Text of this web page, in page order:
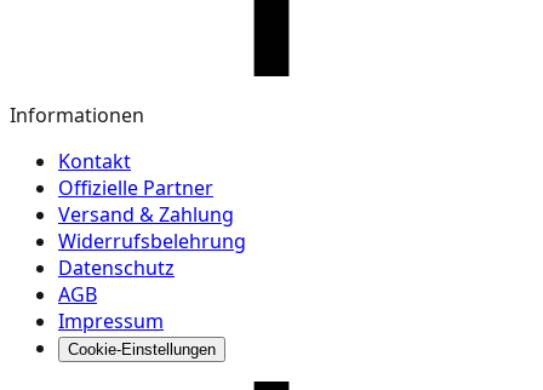
Informationen
Kontakt
Offizielle Partner
Versand & Zahlung
Widerrufsbelehrung
Datenschutz
AGB
Impressum
Cookie-Einstellungen